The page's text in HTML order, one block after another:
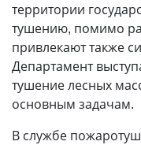
территории
тушению, помимо
привлекают также
Департамент
тушение лесных
основным задачам.
В службе